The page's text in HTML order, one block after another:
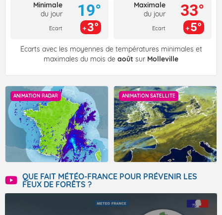
Minimale
du jour
Ecart
19°
3°
Maximale
du jour
Ecart
33°
5°
Écarts avec les moyennes de températures minimales et
maximales du mois de août sur Molleville
ANIMATION RADAR ANIMATION SATELLITE
QUE FAIT MÉTÉO-FRANCE POUR PRÉVENIR LES
FEUX DE FORÊTS ?